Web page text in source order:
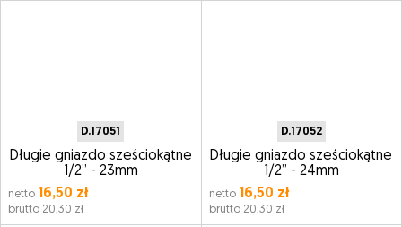
D.17051
Długie gniazdo sześciokątne
1/2” - 23mm
netto 16,50 zł
brutto 20,30 zł
D.17052
Długie gniazdo sześciokątne
1/2” - 24mm
netto16,50 zł
brutto 20,30 zł